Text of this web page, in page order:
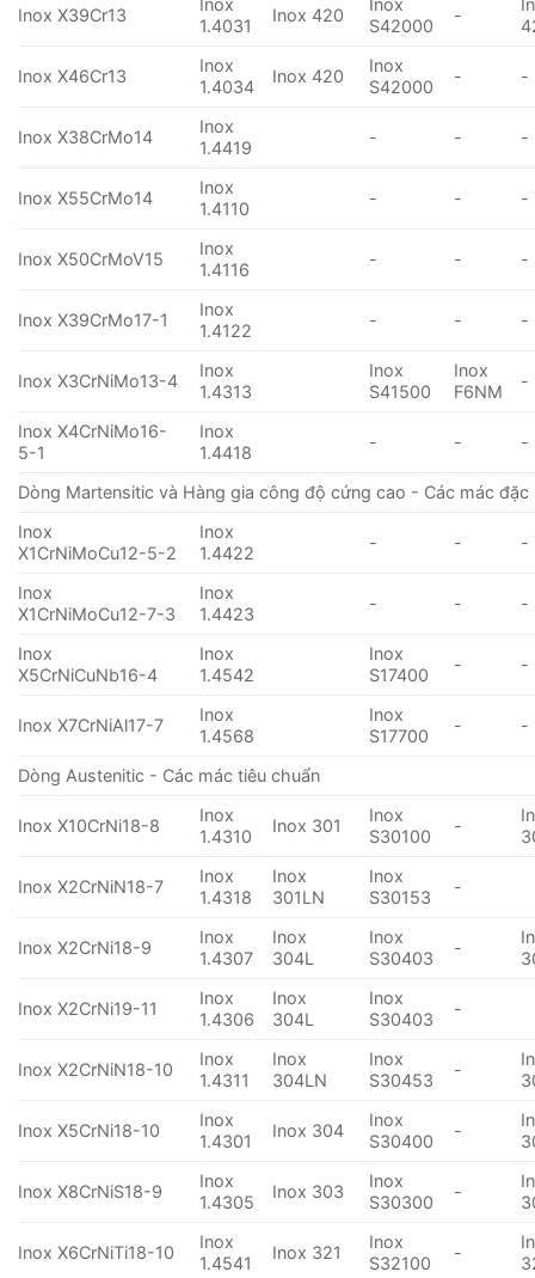
Inox X39Cr13
Inox
1.4031
Inox 420
Inox
S42000
-
Inox X46Cr13
Inox
1.4034
Inox 420
Inox
S42000
- -
Inox X38CrMo14
Inox
1.4419
- - -
Inox X55CrMo14
Inox
1.4110
- - -
Inox X50CrMoV15
Inox
1.4116
- - -
Inox X39CrMo17-1
Inox
1.4122
- - -
Inox X3CrNiMo13-4
Inox
1.4313
Inox
S41500
Inox
F6NM
-
Inox X4CrNiMo16-
5-1
Inox
1.4418
- - -
Dòng Martensitic và Hàng gia công độ cứng cao - Các mác đặc
Inox
X1CrNiMoCu12-5-2
Inox
1.4422
- - -
Inox
X1CrNiMoCu12-7-3
Inox
1.4423
- - -
Inox
X5CrNiCuNb16-4
Inox
1.4542
Inox
S17400
- -
Inox X7CrNiAl17-7
Inox
1.4568
Inox
S17700
- -
Dòng Austenitic - Các mác tiêu chuẩn
Inox X10CrNi18-8
Inox
1.4310
Inox 301
Inox
S30100
-
Inox X2CrNiN18-7
Inox
1.4318
Inox
301LN
Inox
S30153
-
Inox X2CrNi18-9
Inox
1.4307
Inox
304L
Inox
S30403
-
Inox X2CrNi19-11
Inox
1.4306
Inox
304L
Inox
S30403
-
Inox X2CrNiN18-10
Inox
1.4311
Inox
304LN
Inox
S30453
-
Inox X5CrNi18-10
Inox
1.4301
Inox 304
Inox
S30400
-
Inox X8CrNiS18-9
Inox
1.4305
Inox 303
Inox
S30300
-
Inox X6CrNiTi18-10
Inox
1.4541
Inox 321
Inox
S32100
-